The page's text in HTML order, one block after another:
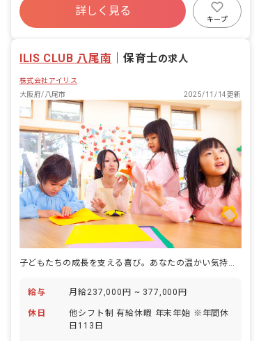
詳しく見る
キープ
ILIS CLUB 八尾南 保育士の求人
株式会社アイリス
大阪府/八尾市
2025/11/14更新
子どもたちの成長を支える喜び。あなたの温かい気持ちが、未来を創る力になります。
給与 月給237,000円 ~ 377,000円
休日
他シフト制 有給休暇 年末年始 ※年間休
日113日